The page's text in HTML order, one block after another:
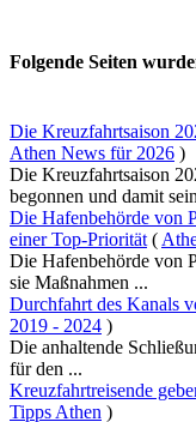
Folgende Seiten
Die Kreuzfahrtsaison
Athen News für 2026 )
Die Kreuzfahrtsaison
begonnen und damit
Die Hafenbehörde von
einer Top-Priorität (
Die Hafenbehörde von
sie Maßnahmen ...
Durchfahrt des Kanals
2019 - 2024 )
Die anhaltende
für den ...
Kreuzfahrtreisende
Tipps Athen )